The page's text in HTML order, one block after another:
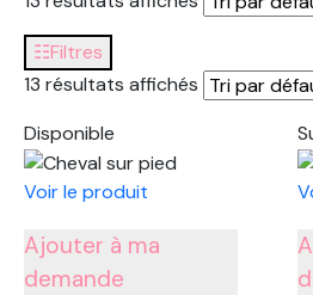
☷Filtres
13 résultats affichés
Disponible
Voir le produit
Ajouter à ma
demande